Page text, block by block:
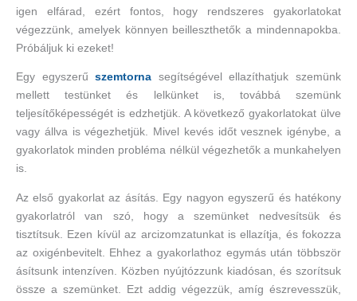
igen elfárad, ezért fontos, hogy rendszeres gyakorlatokat
végezzünk, amelyek könnyen beilleszthetők a mindennapokba.
Próbáljuk ki ezeket!
Egy egyszerűszemtorna segítségével ellazíthatjuk szemünk
mellett testünket és lelkünket is, továbbá szemünk
teljesítőképességét is edzhetjük. A következő gyakorlatokat ülve
vagy állva is végezhetjük. Mivel kevés időt vesznek igénybe, a
gyakorlatok minden probléma nélkül végezhetők a munkahelyen
is.
Az első gyakorlat az ásítás. Egy nagyon egyszerű és hatékony
gyakorlatról van szó, hogy a szemünket nedvesítsük és
tisztítsuk. Ezen kívül az arcizomzatunkat is ellazítja, és fokozza
az oxigénbevitelt. Ehhez a gyakorlathoz egymás után többször
ásítsunk intenzíven. Közben nyújtózzunk kiadósan, és szorítsuk
össze a szemünket. Ezt addig végezzük, amíg észrevesszük,